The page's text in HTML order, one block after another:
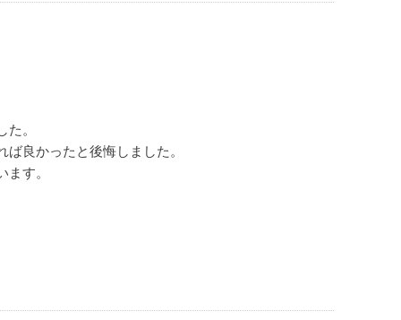
。
良かったと後悔しました。
す。